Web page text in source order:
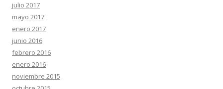
julio 2017
mayo 2017
enero 2017
junio 2016
febrero 2016
enero 2016
noviembre 2015